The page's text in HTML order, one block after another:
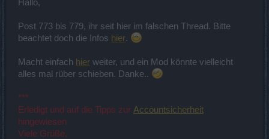
Hallo,
Post 773 bis 779, ihr seit hier im falschen Thread. Bitte
beachtet doch die Infos hier.
Macht einfach hier weiter, und ein Mod könnte vielleicht
alles mal rüber schieben. Danke..
***
Erledigt und auf die Tipps zur Accountsicherheit
hingewiesen
Viele Grüße,